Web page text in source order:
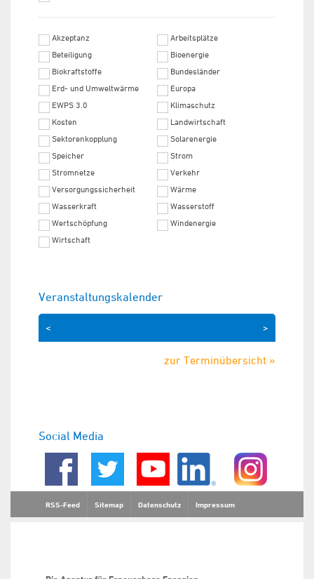
Akzeptanz
Arbeitsplätze
Beteiligung
Bioenergie
Biokraftstoffe
Bundesländer
Erd- und Umweltwärme
Europa
EWPS 3.0
Klimaschutz
Kosten
Landwirtschaft
Sektorenkopplung
Solarenergie
Speicher
Strom
Stromnetze
Verkehr
Versorgungssicherheit
Wärme
Wasserkraft
Wasserstoff
Wertschöpfung
Windenergie
Wirtschaft
Veranstaltungskalender
>
<
zur Terminübersicht »
Social Media
RSS-Feed Sitemap Datenschutz Impressum